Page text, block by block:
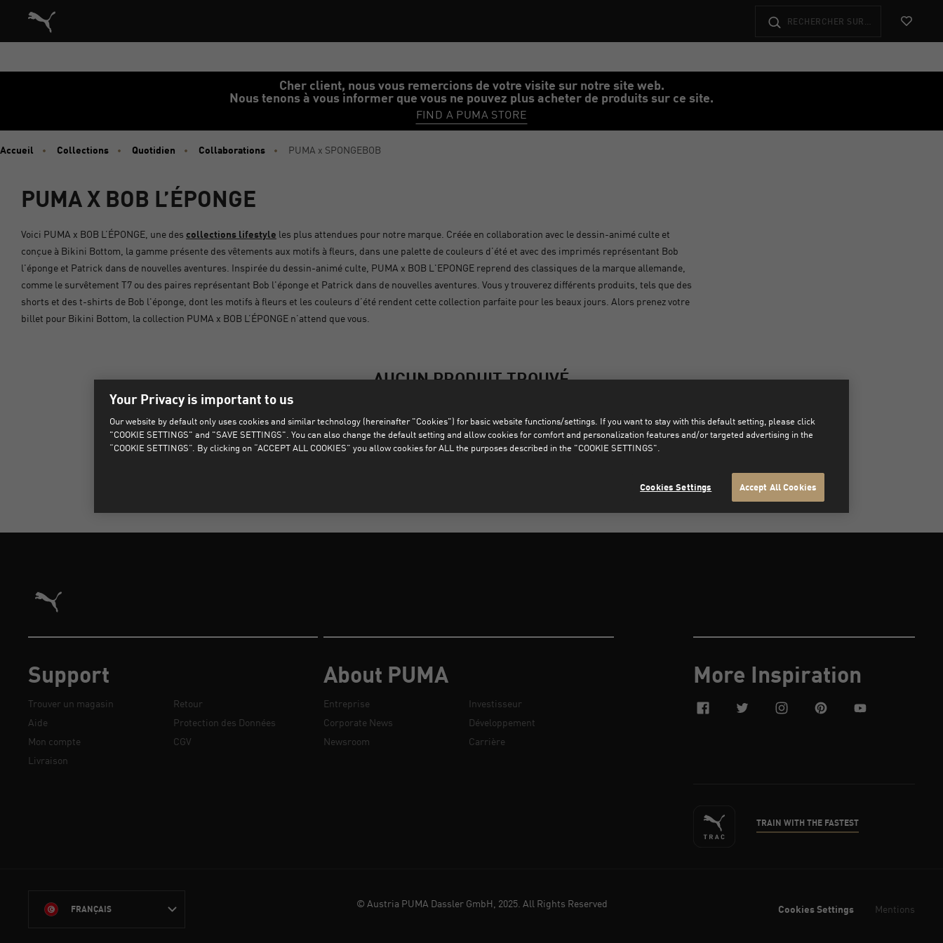
Architecture de référence du site vitrine commerce dans le cloud Accueil
Cher client, nous vous remercions de votre visite sur notre site web.
Nous tenons à vous informer que vous ne pouvez plus acheter de produits sur ce site.
FIND A PUMA STORE
Accueil Collections Quotidien Collaborations PUMA x SPONGEBOB
PUMA X BOB L’ÉPONGE
Voici PUMA x BOB L’ÉPONGE, une des collections lifestyle les plus attendues pour notre marque. Créée en collaboration avec le dessin-animé culte et
conçue à Bikini Bottom, la gamme présente des vêtements aux motifs à fleurs, dans une palette de couleurs d’été et avec des imprimés représentant Bob
l'éponge et Patrick dans de nouvelles aventures. Inspirée du dessin-animé culte, PUMA x BOB L'EPONGE reprend des classiques de la marque allemande,
comme le survêtement T7 ou des paires représentant Bob l'éponge et Patrick dans de nouvelles aventures. Vous y trouverez différents produits, tels que des
shorts et des t-shirts de Bob l'éponge, dont les motifs à fleurs et les couleurs d’été rendent cette collection parfaite pour les beaux jours. Alors prenez votre
billet pour Bikini Bottom, la collection PUMA x BOB L’ÉPONGE n’attend que vous.
AUCUN PRODUIT TROUVÉ
Architecture de référence du site vitrine commerce dans le cloud Accueil
Support
Trouver un magasin
Aide
Mon compte
Livraison
Retour
Protection des Données
CGV
About PUMA
Entreprise
Corporate News
Newsroom
Investisseur
Développement
Carrière
More Inspiration
facebooktwitterinstagram
pinterestyoutube
TRAIN WITH THE FASTEST
FRANÇAIS © Austria PUMA Dassler GmbH, 2025. All Rights Reserved Cookies Settings Mentions
Your Privacy is important to us
Our website by default only uses cookies and similar technology (hereinafter "Cookies") for basic website functions/settings. If you want to stay with this default setting, please click
"COOKIE SETTINGS" and "SAVE SETTINGS". You can also change the default setting and allow cookies for comfort and personalization features and/or targeted advertising in the
“COOKIE SETTINGS”. By clicking on “ACCEPT ALL COOKIES” you allow cookies for ALL the purposes described in the "COOKIE SETTINGS".
Cookies Settings Accept All Cookies